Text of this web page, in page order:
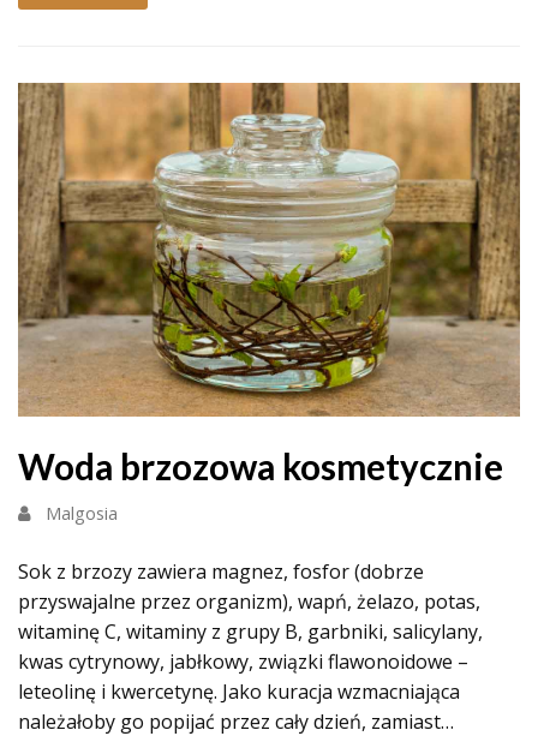
Woda brzozowa kosmetycznie
Malgosia
Sok z brzozy zawiera magnez, fosfor (dobrze
przyswajalne przez organizm), wapń, żelazo, potas,
witaminę C, witaminy z grupy B, garbniki, salicylany,
kwas cytrynowy, jabłkowy, związki flawonoidowe –
leteolinę i kwercetynę. Jako kuracja wzmacniająca
należałoby go popijać przez cały dzień, zamiast…